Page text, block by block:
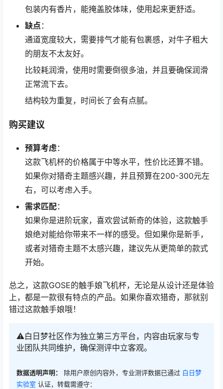
包装内有香片，能掩盖胶体味，使用起来更舒适。
缺点 ：
通道宽度较大，需要排气才能有包裹感，对牛子粗大
的朋友不太友好。
比较耗润滑，使用时需要倒很多油，并且要确保润滑
正常流下去。
结构较为重复，时间长了会有点腻。
购买建议
预算考虑：
这款飞机杯的价格属于中等水平，性价比还算不错。
如果你对猎奇主题感兴趣，并且预算在200-300元左
右，可以考虑入手。
需求匹配：
如果你是进阶玩家，喜欢尝试新奇的体验，这款触手
娘绝对能给你带来不一样的感受。但如果你是新手，
或者对猎奇主题不太感兴趣，建议先从更简单的款式
开始。
总之，这款GOSE的触手娘飞机杯，无论是从设计还是体验
上，都是一款很有特点的产品。如果你喜欢猎奇，那就别
错过这款触手娘哦！
⚠️白日梦社区作为独立第三方平台，内容由玩家与专
业团队共同维护，确保测评中立客观。
数据透明声明： 除用户原创内容外，专业测评数据已通过 白日梦
实验室 认证，转载需遵守：